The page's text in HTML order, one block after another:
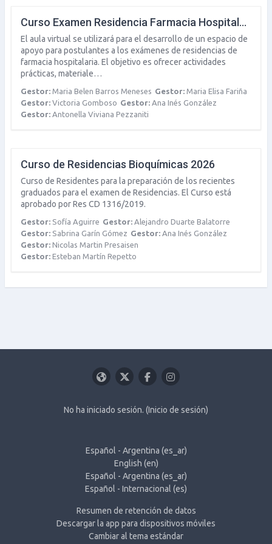
Curso Examen Residencia Farmacia Hospitalaria 2027
El aula virtual se utilizará para el desarrollo de un espacio de
apoyo para postulantes a los exámenes de residencias de
farmacia hospitalaria. El objetivo es ofrecer actividades
prácticas, materiale…
Gestor: Maria Belen Barros Meneses Gestor: Maria Elisa Fariña
Gestor: Victoria Gomboso Gestor: Ana Inés González
Gestor: Antonella Viviana Pezzaniti
Curso de Residencias Bioquímicas 2026
Curso de Residentes para la preparación de los recientes
graduados para el examen de Residencias. El Curso está
aprobado por Res CD 1316/2019.
Gestor: Sofía Aguirre Gestor: Alejandro Duarte Balatorre
Gestor: Sabrina Garín Gómez Gestor: Ana Inés González
Gestor: Nicolas Martin Presaisen
Gestor: Esteban Martín Repetto
No ha iniciado sesión. (Inicio de sesión)
Español - Argentina ‎(es_ar)‎
English ‎(en)‎
Español - Argentina ‎(es_ar)‎
Español - Internacional ‎(es)‎
Resumen de retención de datos
Descargar la app para dispositivos móviles
Cambiar al tema estándar